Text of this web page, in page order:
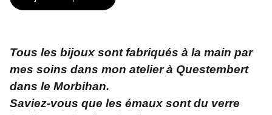
Tous les bijoux sont fabriqués à la main par
mes soins dans mon atelier à Questembert
dans le Morbihan.
Saviez-vous que les émaux sont du verre